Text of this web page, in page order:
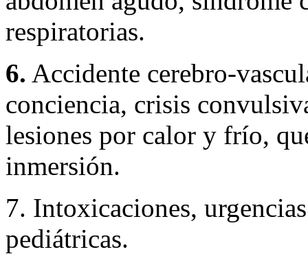
respiratorias.
6. Accidente cerebro-
conciencia, crisis
lesiones por calor y frío,
inmersión.
7. Intoxicaciones,
pediátricas.